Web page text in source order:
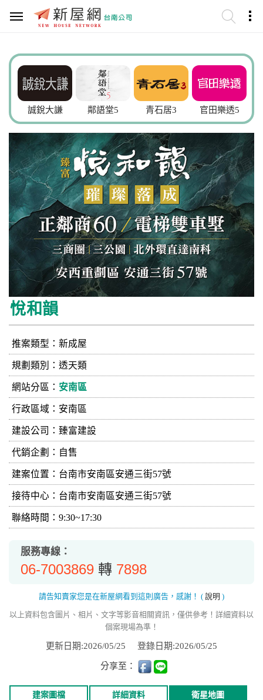
誠銳大謙 鄰語堂5 青石居3 官田樂透5 富築新
悅和韻
推案類型：新成屋
規劃類別：透天類
網站分區： 安南區
行政區域：安南區
建設公司： 臻富建設
代銷企劃：自售
建案位置：台南市安南區安通三街57號
接待中心：台南市安南區安通三街57號
聯絡時間：9:30~17:30
服務專線：
06-7003869 轉 7898
請告知賣家您是在新屋網看到這則廣告，感謝！ ( 說明 )
以上資料包含圖片、相片、文字等影音相關資訊，僅供參考！詳細資料以
個案現場為準！
更新日期:2026/05/25 登錄日期:2026/05/25
分享至：
建案圖檔 詳細資料 衛星地圖